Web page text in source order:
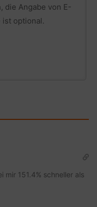
mir 151.4% schneller als